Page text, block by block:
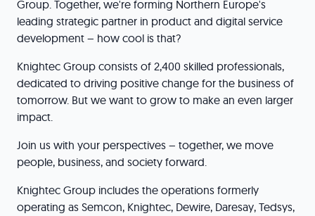
Group. Together, we're forming Northern Europe's
leading strategic partner in product and digital service
development – how cool is that?
Knightec Group consists of 2,400 skilled professionals,
dedicated to driving positive change for the business of
tomorrow. But we want to grow to make an even larger
impact.
Join us with your perspectives – together, we move
people, business, and society forward.
Knightec Group includes the operations formerly
operating as Semcon, Knightec, Dewire, Daresay, Tedsys,